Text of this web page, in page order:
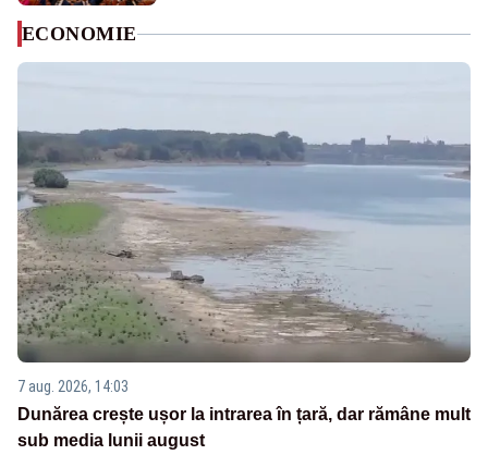
ECONOMIE
7 aug. 2026, 14:03
Dunărea crește ușor la intrarea în țară, dar rămâne mult
sub media lunii august